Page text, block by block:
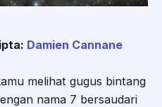
Damien Cannane
melihat gugus bintang
nama 7 bersaudari